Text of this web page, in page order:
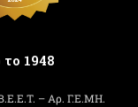
1948
– Αρ. Γ.Ε.ΜΗ.